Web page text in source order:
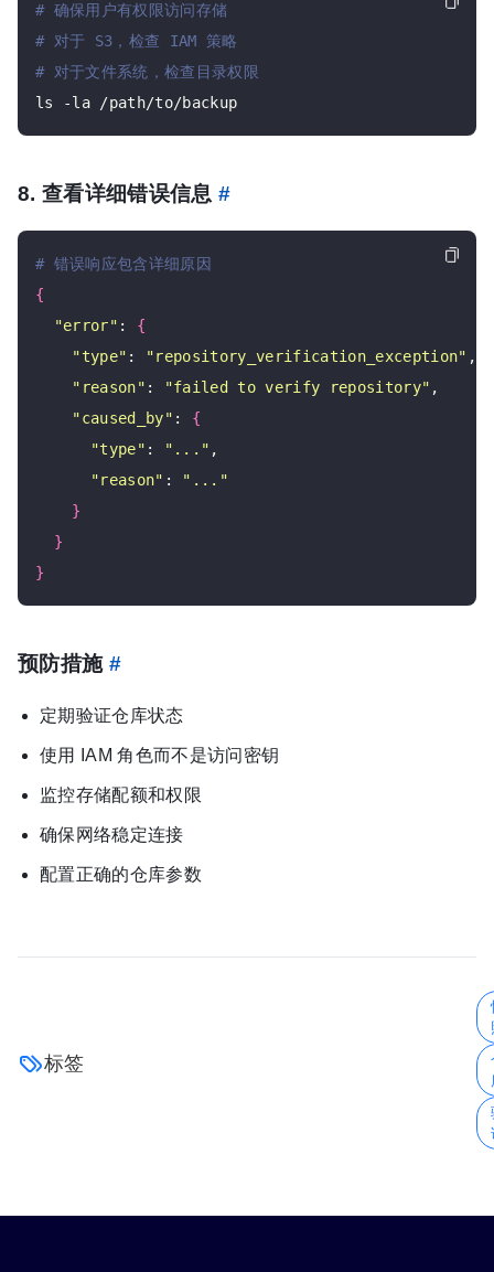
# 确保用户有权限访问存储
# 对于 S3，检查 IAM 策略
# 对于文件系统，检查目录权限
8. 查看详细错误信息 #
# 错误响应包含详细原因
{
"error" : {
"type" : "repository_verification_exception" ,
"reason" : "failed to verify repository" ,
"caused_by" : {
"type" : "..." ,
"reason" :
"..."
}
}
}
预防措施 #
定期验证仓库状态
使用 IAM 角色而不是访问密钥
监控存储配额和权限
确保网络稳定连接
配置正确的仓库参数
标签